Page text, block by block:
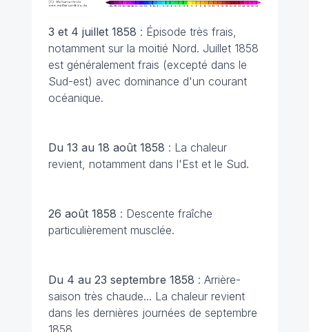
3 et 4 juillet 1858 : Épisode très frais,
notamment sur la moitié Nord. Juillet 1858
est généralement frais (excepté dans le
Sud-est) avec dominance d'un courant
océanique.
Du 13 au 18 août 1858 : La chaleur
revient, notamment dans l'Est et le Sud.
26 août 1858 : Descente fraîche
particulièrement musclée.
Du 4 au 23 septembre 1858 : Arrière-
saison très chaude... La chaleur revient
dans les dernières journées de septembre
1858.